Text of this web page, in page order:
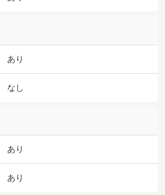
あり
なし
あり
あり